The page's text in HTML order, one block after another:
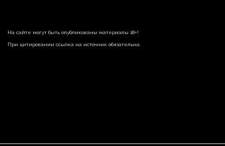
На сайте могут быть опубликованы материалы 18+!
При цитировании ссылка на источник обязательна.